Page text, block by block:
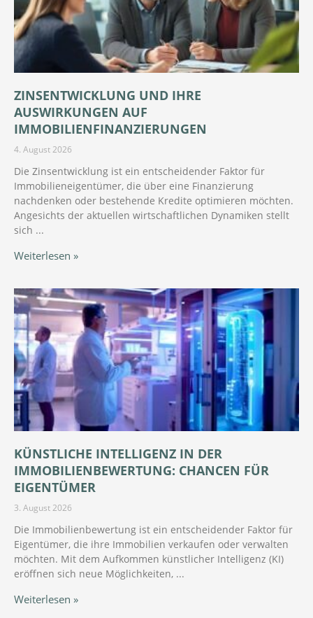
ZINSENTWICKLUNG UND IHRE
AUSWIRKUNGEN AUF
IMMOBILIENFINANZIERUNGEN
4. August 2026
Die Zinsentwicklung ist ein entscheidender Faktor für
Immobilieneigentümer, die über eine Finanzierung
nachdenken oder bestehende Kredite optimieren möchten.
Angesichts der aktuellen wirtschaftlichen Dynamiken stellt
sich
Weiterlesen »
KÜNSTLICHE INTELLIGENZ IN DER
IMMOBILIENBEWERTUNG: CHANCEN FÜR
EIGENTÜMER
3. August 2026
Die Immobilienbewertung ist ein entscheidender Faktor für
Eigentümer, die ihre Immobilien verkaufen oder verwalten
möchten. Mit dem Aufkommen künstlicher Intelligenz (KI)
eröffnen sich neue Möglichkeiten,
Weiterlesen »